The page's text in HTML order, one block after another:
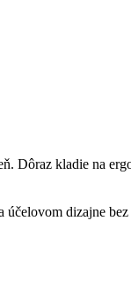
Dôraz kladie na
dizajne